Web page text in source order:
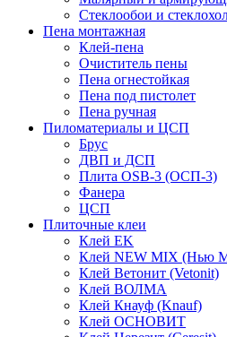
Стеклообои и
Пена монтажная
Клей-пена
Очиститель пены
Пена огнестойкая
Пена под пистолет
Пена ручная
Пиломатериалы и ЦСП
Брус
ДВП и ДСП
Плита OSB-3 (ОСП-3)
Фанера
ЦСП
Плиточные клеи
Клей EK
Клей NEW MIX (Нью
Клей Ветонит (Vetonit)
Клей ВОЛМА
Клей Кнауф (Knauf)
Клей ОСНОВИТ